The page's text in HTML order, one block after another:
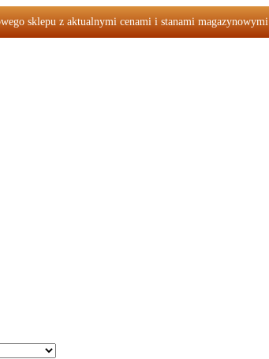
sklepu z aktualnymi cenami i stanami magazynowymi